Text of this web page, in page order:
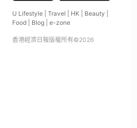
U Lifestyle Travel HK Beauty
Food
Blog e-zone
香港經濟日報版權所有©2026